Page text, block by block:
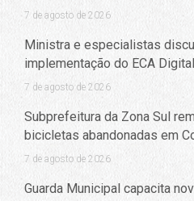
7 de agosto de 2026
Ministra e especialistas
implementação do ECA
7 de agosto de 2026
Subprefeitura da Zona Sul
bicicletas abandonadas em
7 de agosto de 2026
Guarda Municipal capacita